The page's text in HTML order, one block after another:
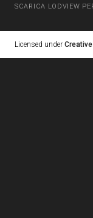
SCARICA LODVIEW
Licensed under